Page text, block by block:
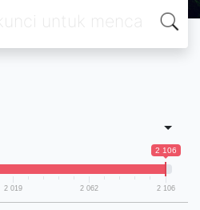
2 106
2 019 2 062 2 106